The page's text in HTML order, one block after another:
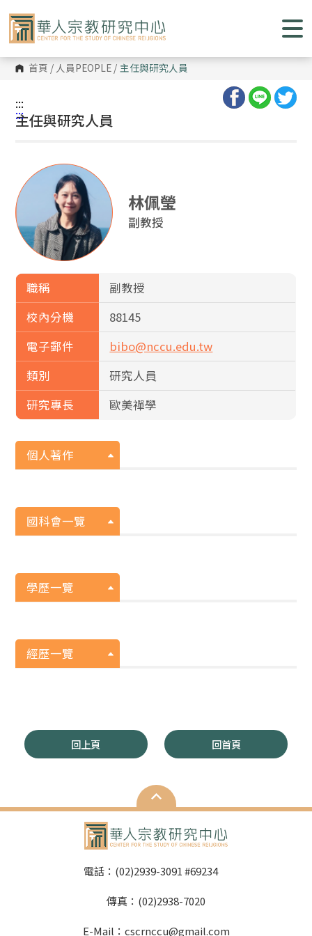
到
主
要
內
容
區 首頁 / 人員PEOPLE / 主任與研究人員
:::
:::
主任與研究人員
林佩瑩
副教授
職稱
副教授
校內分機
88145
電子郵件
bibo@nccu.edu.tw
類別
研究人員
研究專長
歐美禪學
個人著作
國科會一覽
學歷一覽
經歷一覽
回上頁 回首頁
電話：(02)2939-3091 #69234
傳真：(02)2938-7020
E-Mail：cscrnccu@gmail.com